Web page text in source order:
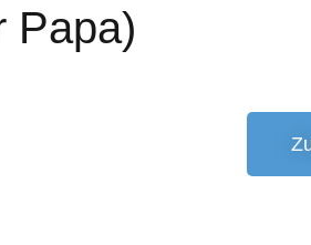
Papa)